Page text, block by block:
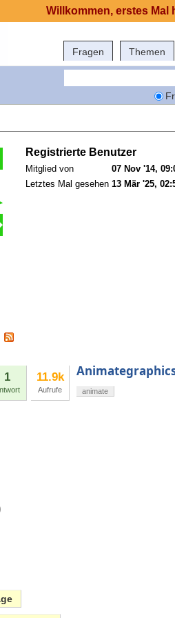
Fragen Themen
Registrierte Benutzer
Mitglied von
07 Nov '14,
Letztes Mal gesehen 13 Mär '25,
1 11.9k
Aufrufe animate
Willkommen, erstes Mal